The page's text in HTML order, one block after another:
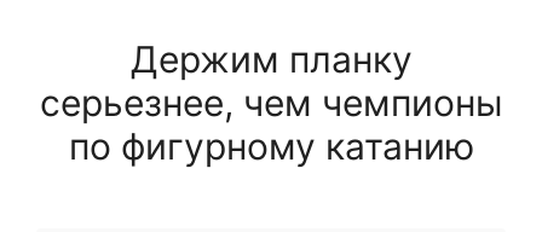
Держим планку
серьезнее, чем чемпионы
по фигурному катанию